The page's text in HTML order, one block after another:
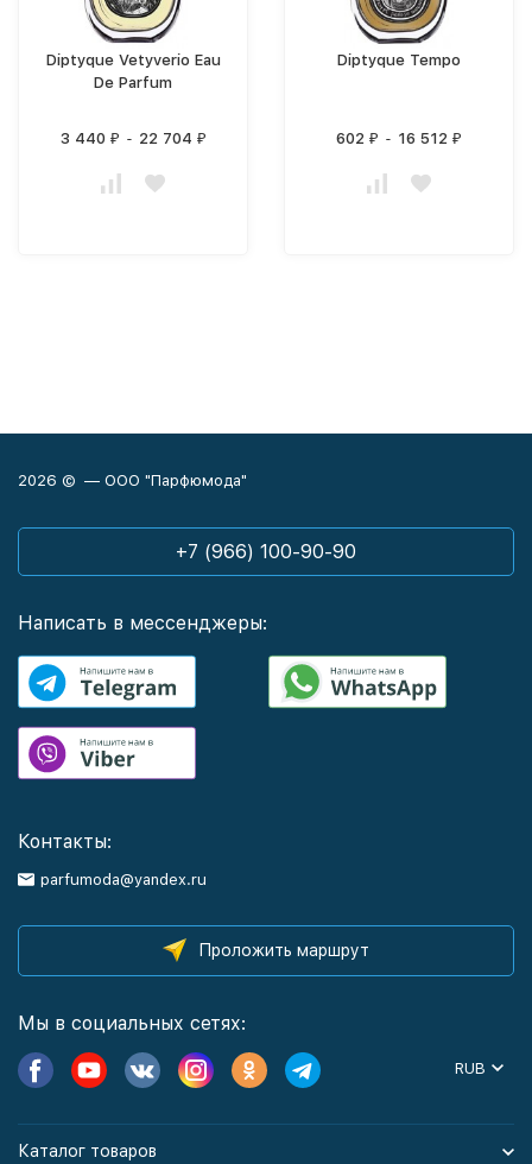
Diptyque Vetyverio Eau
De Parfum
3 440 ₽ - 22 704 ₽
Diptyque Tempo
602 ₽ - 16 512 ₽
2026 © — ООО "Парфюмода"
+7 (966) 100-90-90
Написать в мессенджеры:
Контакты:
parfumoda@yandex.ru
Проложить маршрут
Мы в социальных сетях:
RUB
Каталог товаров